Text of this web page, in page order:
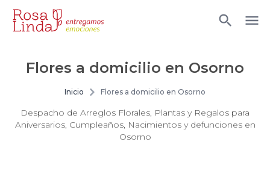
Flores a domicilio en Osorno
Inicio Flores a domicilio en Osorno
Despacho de Arreglos Florales, Plantas y Regalos para
Aniversarios, Cumpleaños, Nacimientos y defunciones en
Osorno